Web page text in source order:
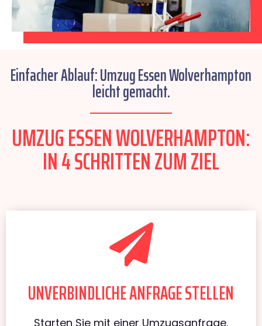
Einfacher Ablauf: Umzug Essen Wolverhampton
leicht gemacht.
UMZUG ESSEN WOLVERHAMPTON:
IN 4 SCHRITTEN ZUM ZIEL
UNVERBINDLICHE ANFRAGE STELLEN
Starten Sie mit einer Umzugsanfrage.